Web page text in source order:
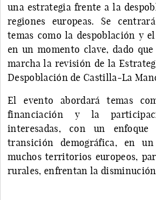
una estrategia frente a la
regiones europeas. Se
temas como la despoblación y
en un momento clave, dado
marcha la revisión de la
Despoblación de Castilla-La
El evento abordará temas
financiación y la
interesadas, con un
transición demográfica, en
muchos territorios europeos,
rurales, enfrentan la